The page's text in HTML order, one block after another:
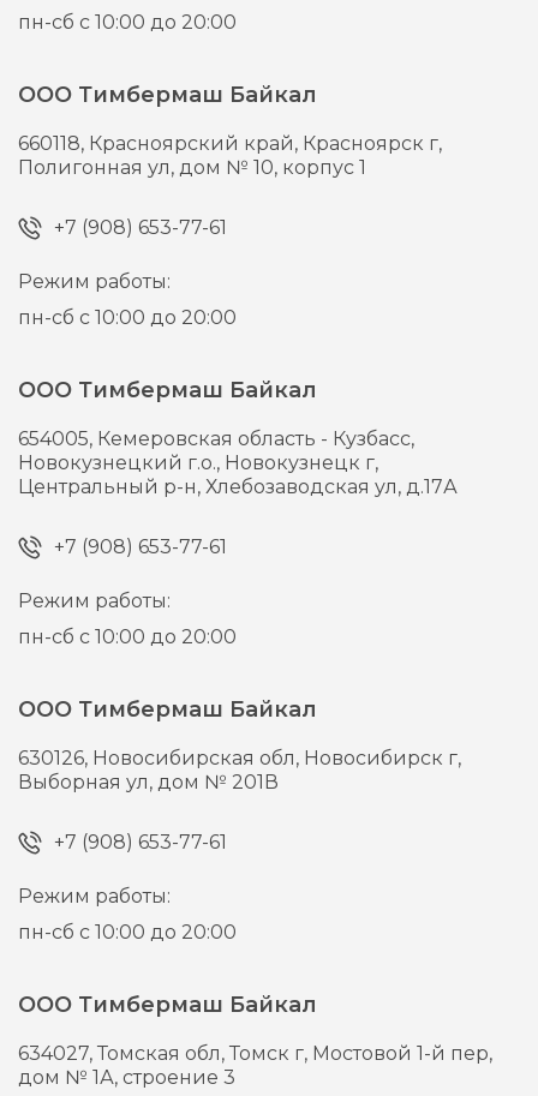
пн-сб с 10:00 до 20:00
ООО Тимбермаш Байкал
660118, Красноярский край, Красноярск г,
Полигонная ул, дом № 10, корпус 1
+7 (908) 653-77-61
Режим работы:
пн-сб с 10:00 до 20:00
ООО Тимбермаш Байкал
654005, Кемеровская область - Кузбасс,
Новокузнецкий г.о., Новокузнецк г,
Центральный р-н, Хлебозаводская ул, д.17А
+7 (908) 653-77-61
Режим работы:
пн-сб с 10:00 до 20:00
ООО Тимбермаш Байкал
630126, Новосибирская обл, Новосибирск г,
Выборная ул, дом № 201В
+7 (908) 653-77-61
Режим работы:
пн-сб с 10:00 до 20:00
ООО Тимбермаш Байкал
634027,Томская обл, Томск г, Мостовой 1-й пер,
дом № 1А, строение 3